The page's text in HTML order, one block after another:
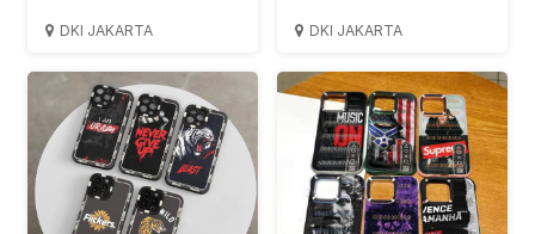
DKI JAKARTA DKI JAKARTA